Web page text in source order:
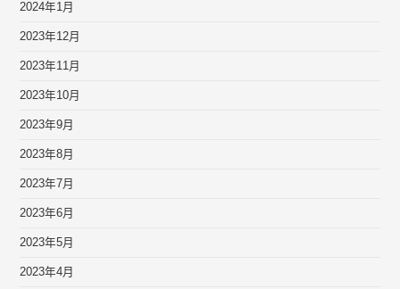
2024年1月
2023年12月
2023年11月
2023年10月
2023年9月
2023年8月
2023年7月
2023年6月
2023年5月
2023年4月